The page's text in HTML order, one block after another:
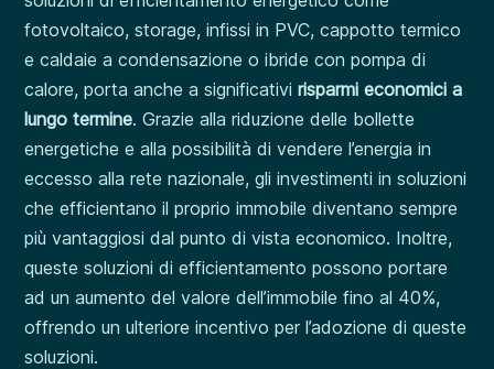
fotovoltaico, storage, infissi in PVC, cappotto termico
e caldaie a condensazione o ibride con pompa di
calore, porta anche a significativirisparmi economici a
lungo termine. Grazie alla riduzione delle bollette
energetiche e alla possibilità di vendere l’energia in
eccesso alla rete nazionale, gli investimenti in soluzioni
che efficientano il proprio immobile diventano sempre
più vantaggiosi dal punto di vista economico. Inoltre,
queste soluzioni di efficientamento possono portare
ad un aumento del valore dell’immobile fino al 40%,
offrendo un ulteriore incentivo per l’adozione di queste
soluzioni.